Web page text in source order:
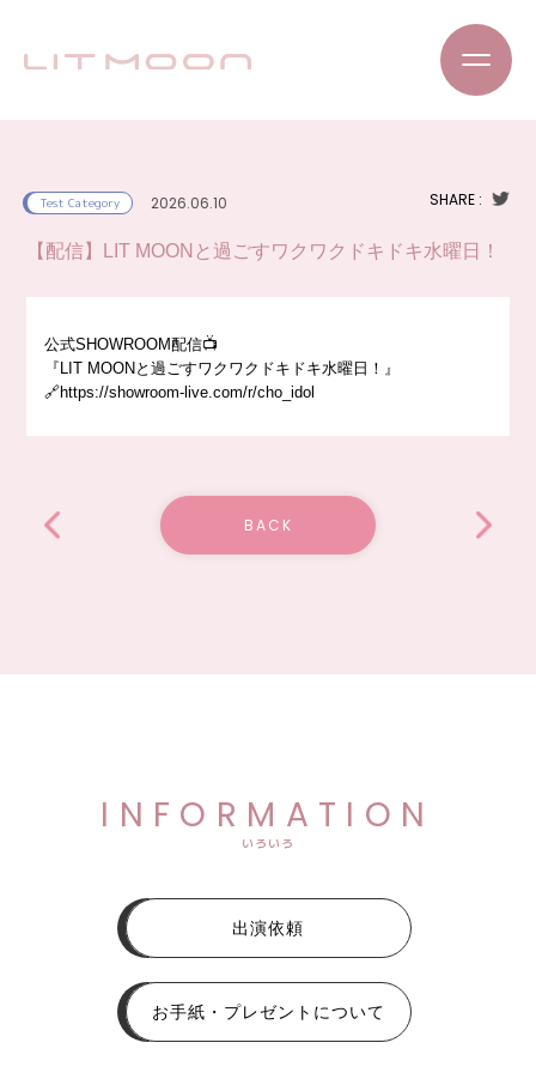
Test Category 2026.06.10 SHARE :
【配信】LIT MOONと過ごすワクワクドキドキ水曜日！
公式SHOWROOM配信📺
『LIT MOONと過ごすワクワクドキドキ水曜日！』
🔗https://showroom-live.com/r/cho_idol
BACK
INFORMATION
いろいろ
出演依頼
お手紙・プレゼントについて